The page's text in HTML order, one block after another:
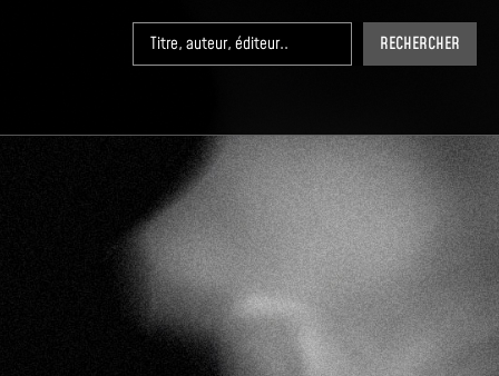
RECHERCHER